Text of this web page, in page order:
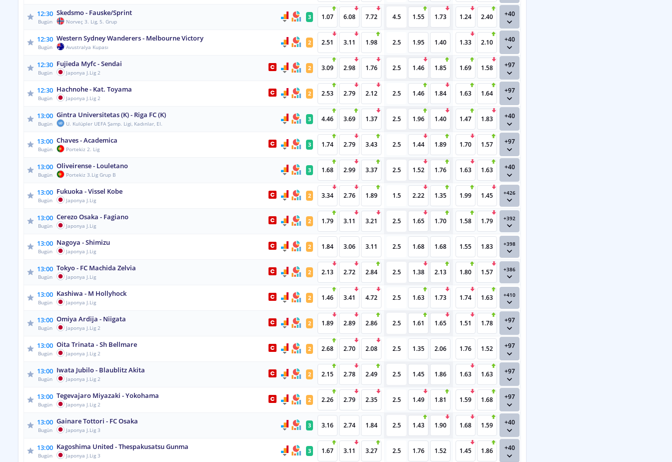
12:30
Bugün
Skedsmo - Fauske/Sprint
Norveç 3. Lig, 5. Grup
3 1.07 6.08 7.72 4.5 1.55 1.73 1.24 2.40 +40
12:30
Bugün
Western Sydney Wanderers - Melbourne Victory
Avustralya Kupası
2 2.51 3.11 1.98 2.5 1.95 1.40 1.33 2.10 +40
12:30
Bugün
Fujieda Myfc - Sendai
Japonya J.Lig 2
2 3.09 2.98 1.76 2.5 1.46 1.85 1.69 1.58 +97
12:30
Bugün
Hachnohe - Kat. Toyama
Japonya J.Lig 2
2 2.53 2.79 2.12 2.5 1.46 1.84 1.63 1.64 +97
13:00
Bugün
Gintra Universitetas (K) - Riga FC (K)
U. Kulüpler UEFA Şamp. Ligi, Kadınlar, El.
3 4.46 3.69 1.37 2.5 1.96 1.40 1.47 1.83 +40
13:00
Bugün
Chaves - Academica
Portekiz 2. Lig
3 1.74 2.79 3.43 2.5 1.44 1.89 1.70 1.57 +97
13:00
Bugün
Oliveirense - Louletano
Portekiz 3.Lig Grup B
3 1.68 2.99 3.37 2.5 1.52 1.76 1.63 1.63 +40
13:00
Bugün
Fukuoka - Vissel Kobe
Japonya J.Lig
2 3.34 2.76 1.89 1.5 2.22 1.35 1.99 1.45 +426
13:00
Bugün
Cerezo Osaka - Fagiano
Japonya J.Lig
2 1.79 3.11 3.21 2.5 1.65 1.70 1.58 1.79 +392
13:00
Bugün
Nagoya - Shimizu
Japonya J.Lig
2 1.84 3.06 3.11 2.5 1.68 1.68 1.55 1.83 +398
13:00
Bugün
Tokyo - FC Machida Zelvia
Japonya J.Lig
2 2.13 2.72 2.84 2.5 1.38 2.13 1.80 1.57 +386
13:00
Bugün
Kashiwa - M Hollyhock
Japonya J.Lig
2 1.46 3.41 4.72 2.5 1.63 1.73 1.74 1.63 +410
13:00
Bugün
Omiya Ardija - Niigata
Japonya J.Lig 2
2 1.89 2.89 2.86 2.5 1.61 1.65 1.51 1.78 +97
13:00
Bugün
Oita Trinata - Sh Bellmare
Japonya J.Lig 2
2 2.68 2.70 2.08 2.5 1.35 2.06 1.76 1.52 +97
13:00
Bugün
Iwata Jubilo - Blaublitz Akita
Japonya J.Lig 2
2 2.15 2.78 2.49 2.5 1.45 1.86 1.63 1.63 +97
13:00
Bugün
Tegevajaro Miyazaki - Yokohama
Japonya J.Lig 2
2 2.26 2.79 2.35 2.5 1.49 1.81 1.59 1.68 +97
13:00
Bugün
Gainare Tottori - FC Osaka
Japonya J.Lig 3
3 3.16 2.74 1.84 2.5 1.43 1.90 1.68 1.59 +40
13:00
Bugün
Kagoshima United - Thespakusatsu Gunma
Japonya J.Lig 3
3 1.67 3.11 3.27 2.5 1.76 1.52 1.45 1.86 +40